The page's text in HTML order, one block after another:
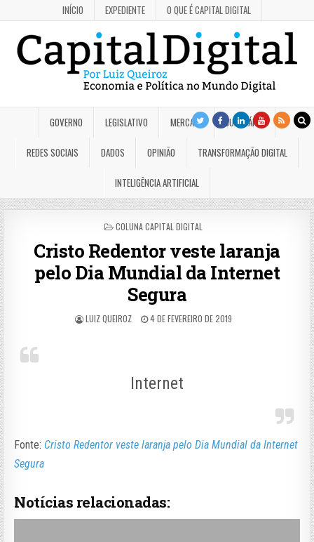
INÍCIO EXPEDIENTE O QUE É CAPITAL DIGITAL
GOVERNO LEGISLATIVO MERCADO JUDICIÁRIO
REDES SOCIAIS DADOS OPINIÃO TRANSFORMAÇÃO DIGITAL
INTELIGÊNCIA ARTIFICIAL
POSTED
COLUNA CAPITAL DIGITAL
Cristo Redentor veste laranja
pelo Dia Mundial da Internet
Segura
LUIZ QUEIROZ 4 DE FEVEREIRO DE 2019
Internet
Fonte: Cristo Redentor veste laranja pelo Dia Mundial da Internet
Segura
Notícias relacionadas: